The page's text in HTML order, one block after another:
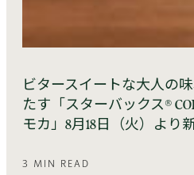
ビタースイートな大人の
たす「スターバックス®
モカ」8月18日（火）より
3 MIN READ